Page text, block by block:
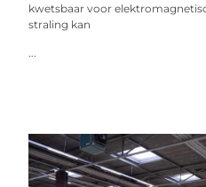
kwetsbaar voor
straling kan
...